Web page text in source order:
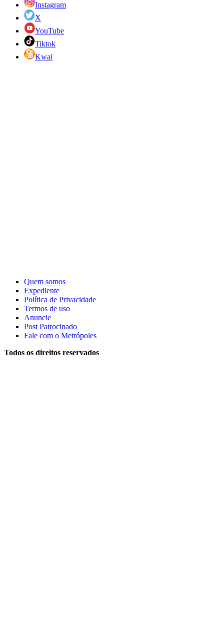
Instagram
X
YouTube
Tiktok
Kwai
Quem somos
Expediente
Política de Privacidade
Termos de uso
Anuncie
Post Patrocinado
Fale com o Metrópoles
Todos os direitos reservados